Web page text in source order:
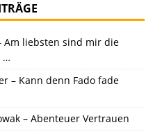
Am liebsten sind mir die
…
– Kann denn Fado fade
– Abenteuer Vertrauen